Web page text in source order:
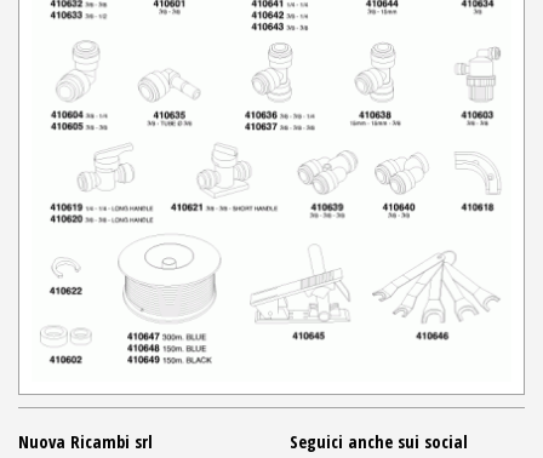
Nuova Ricambi srl Seguici anche sui social